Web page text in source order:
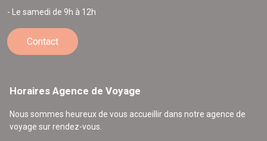
- Le samedi de 9h à 12h
Contact
Horaires Agence de Voyage
Nous sommes heureux de vous accueillir dans notre agence de
voyage sur rendez-vous.